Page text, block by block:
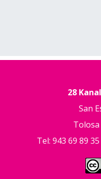
28
San
Tel: 943 69 89